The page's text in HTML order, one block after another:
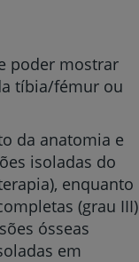
poder mostrar
tíbia/fémur ou
da anatomia e
isoladas do
enquanto
(grau III)
ósseas
em